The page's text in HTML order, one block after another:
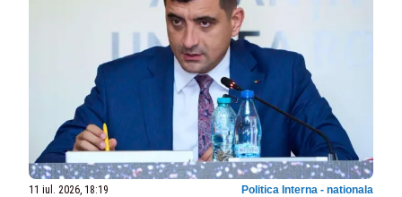
11 iul. 2026, 18:19 Politica Interna - nationala